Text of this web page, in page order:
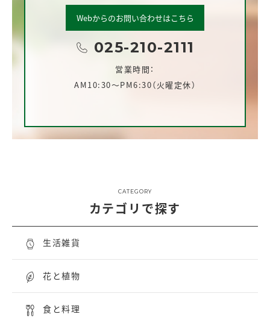
Webからのお問い合わせはこちら
025-210-2111
営業時間：
AM10:30～PM6:30（火曜定休）
CATEGORY
カテゴリで探す
生活雑貨
花と植物
食と料理